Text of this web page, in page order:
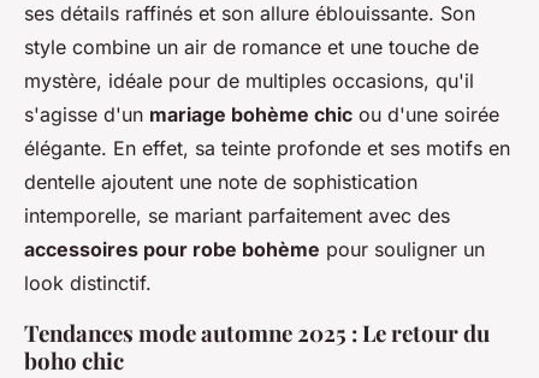
ses détails raffinés et son allure éblouissante. Son
style combine un air de romance et une touche de
mystère, idéale pour de multiples occasions, qu'il
s'agisse d'un mariage bohème chic ou d'une soirée
élégante. En effet, sa teinte profonde et ses motifs en
dentelle ajoutent une note de sophistication
intemporelle, se mariant parfaitement avec des
accessoires pour robe bohème pour souligner un
look distinctif.
Tendances mode automne 2025 : Le retour du
boho chic